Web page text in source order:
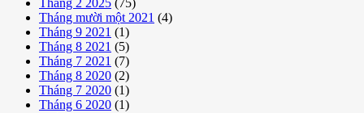
Tháng 2 2025 (75)
Tháng mười một 2021 (4)
Tháng 9 2021 (1)
Tháng 8 2021 (5)
Tháng 7 2021 (7)
Tháng 8 2020 (2)
Tháng 7 2020 (1)
Tháng 6 2020 (1)